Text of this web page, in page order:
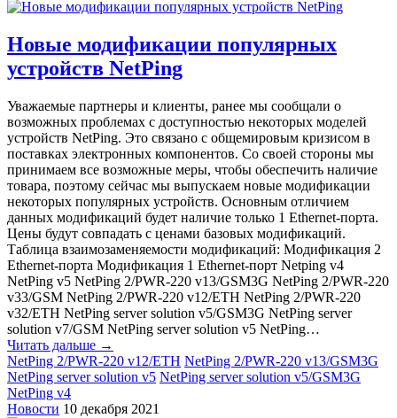
Новые модификации популярных
устройств NetPing
Уважаемые партнеры и клиенты, ранее мы сообщали о
возможных проблемах с доступностью некоторых моделей
устройств NetPing. Это связано с общемировым кризисом в
поставках электронных компонентов. Со своей стороны мы
принимаем все возможные меры, чтобы обеспечить наличие
товара, поэтому сейчас мы выпускаем новые модификации
некоторых популярных устройств. Основным отличием
данных модификаций будет наличие только 1 Ethernet-порта.
Цены будут совпадать с ценами базовых модификаций.
Таблица взаимозаменяемости модификаций: Модификация 2
Ethernet-порта Модификация 1 Ethernet-порт Netping v4
NetPing v5 NetPing 2/PWR-220 v13/GSM3G NetPing 2/PWR-220
v33/GSM NetPing 2/PWR-220 v12/ETH NetPing 2/PWR-220
v32/ETH NetPing server solution v5/GSM3G NetPing server
solution v7/GSM NetPing server solution v5 NetPing…
Читать дальше →
NetPing 2/PWR-220 v12/ETH NetPing 2/PWR-220 v13/GSM3G
NetPing server solution v5 NetPing server solution v5/GSM3G
NetPing v4
Новости 10 декабря 2021